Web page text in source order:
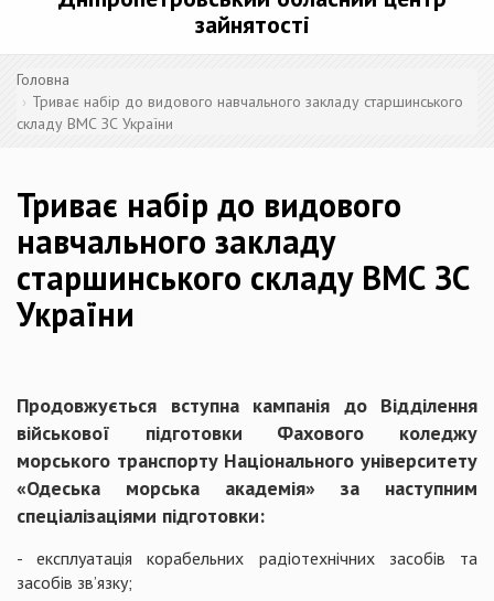
зайнятості
Головна
Триває набір до видового навчального закладу старшинського
складу ВМС ЗС України
Триває набір до видового
навчального закладу
старшинського складу ВМС ЗС
України
Продовжується вступна кампанія до Відділення
військової підготовки Фахового коледжу
морського транспорту Національного університету
«Одеська морська академія» за наступним
спеціалізаціями підготовки:
- експлуатація корабельних радіотехнічних засобів та
засобів зв’язку;